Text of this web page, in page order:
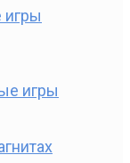
игры
игры